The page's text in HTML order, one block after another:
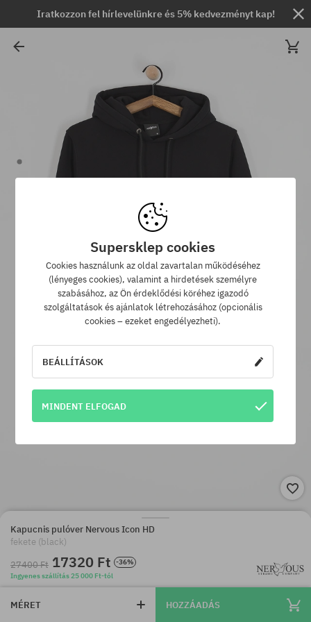
Iratkozzon fel hírlevelünkre és 5% kedvezményt kap!
Kapucnis pulóver Nervous Icon HD
fekete (black)
27400 Ft 17320 Ft
-36%
Ingyenes szállítás 25 000 Ft-tól
MÉRET HOZZÁADÁS
Supersklep cookies
Cookies használunk az oldal zavartalan működéséhez
(lényeges cookies), valamint a hirdetések személyre
szabásához, az Ön érdeklődési köréhez igazodó
szolgáltatások és ajánlatok létrehozásához (opcionális
cookies – ezeket engedélyezheti).
BEÁLLÍTÁSOK
MINDENT ELFOGAD